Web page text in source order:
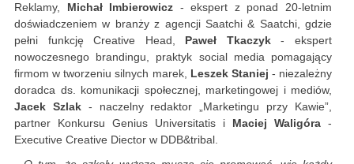
Reklamy, Michał Imbierowicz - ekspert z ponad 20-letnim
doświadczeniem w branży z agencji Saatchi & Saatchi, gdzie
pełni funkcję Creative Head, Paweł Tkaczyk- ekspert
nowoczesnego brandingu, praktyk social media pomagający
firmom w tworzeniu silnych marek, Leszek Staniej - niezależny
doradca ds. komunikacji społecznej, marketingowej i mediów,
Jacek Szlak- naczelny redaktor „Marketingu przy Kawie”,
partner Konkursu Genius Universitatis i Maciej Waligóra -
Executive Creative Diector w DDB&tribal.